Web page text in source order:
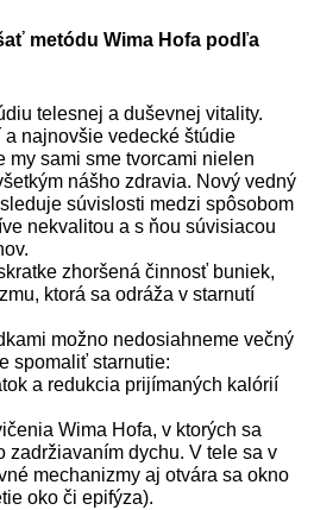
metódu Wima Hofa podľa
telesnej a duševnej vitality.
najnovšie vedecké štúdie
my sami sme tvorcami nielen
nášho zdravia. Nový vedný
sleduje súvislosti medzi spôsobom
nekvalitou a s ňou súvisiacou
zhoršená činnosť buniek,
ktorá sa odráža v starnutí
možno nedosiahneme večný
spomaliť starnutie:
a redukcia prijímaných kalórií
Wima Hofa, v ktorých sa
zadržiavaním dychu. V tele sa v
mechanizmy aj otvára sa okno
oko či epifýza).